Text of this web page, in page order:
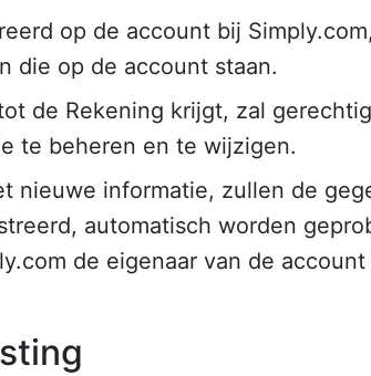
op de account bij
die op de account staan.
de Rekening krijgt, zal
te beheren en te wijzigen.
nieuwe informatie, zullen de
automatisch worden
de eigenaar van de